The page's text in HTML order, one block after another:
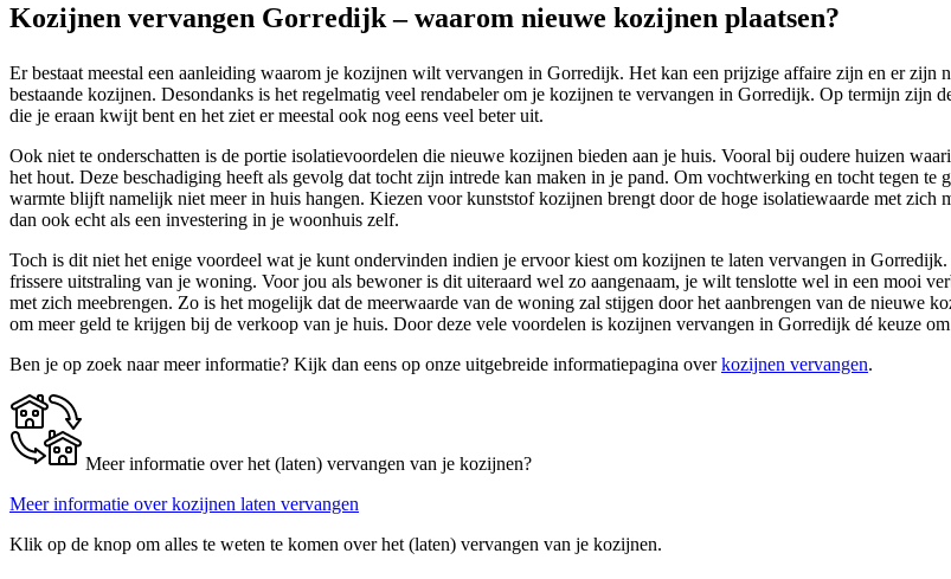
Kozijnen vervangen Gorredijk – waarom nieuwe kozijnen plaatsen?
Er bestaat meestal een aanleiding waarom je kozijnen wilt vervangen in Gorredijk. Het kan een prijzige affaire zijn en er zijn
bestaande kozijnen. Desondanks is het regelmatig veel rendabeler om je kozijnen te vervangen in Gorredijk. Op termijn zijn
die je eraan kwijt bent en het ziet er meestal ook nog eens veel beter uit.
Ook niet te onderschatten is de portie isolatievoordelen die nieuwe kozijnen bieden aan je huis. Vooral bij oudere huizen
het hout. Deze beschadiging heeft als gevolg dat tocht zijn intrede kan maken in je pand. Om vochtwerking en tocht tegen te
warmte blijft namelijk niet meer in huis hangen. Kiezen voor kunststof kozijnen brengt door de hoge isolatiewaarde met
dan ook echt als een investering in je woonhuis zelf.
Toch is dit niet het enige voordeel wat je kunt ondervinden indien je ervoor kiest om kozijnen te laten vervangen in
frissere uitstraling van je woning. Voor jou als bewoner is dit uiteraard wel zo aangenaam, je wilt tenslotte wel in een mooi
met zich meebrengen. Zo is het mogelijk dat de meerwaarde van de woning zal stijgen door het aanbrengen van de nieuwe
om meer geld te krijgen bij de verkoop van je huis. Door deze vele voordelen is kozijnen vervangen in Gorredijk dé keuze
Ben je op zoek naar meer informatie? Kijk dan eens op onze uitgebreide informatiepagina overkozijnen vervangen.
Meer informatie over het (laten) vervangen van je kozijnen?
Meer informatie over kozijnen laten vervangen
Klik op de knop om alles te weten te komen over het (laten) vervangen van je kozijnen.